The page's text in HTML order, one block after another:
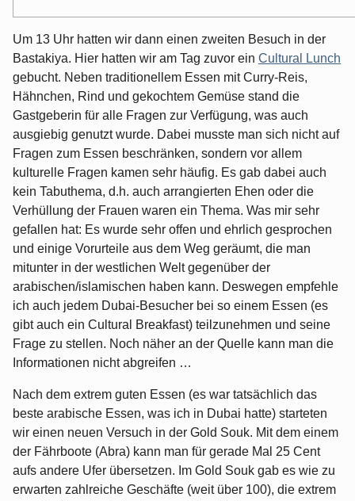
Um 13 Uhr hatten wir dann einen zweiten Besuch in der
Bastakiya. Hier hatten wir am Tag zuvor ein Cultural Lunch
gebucht. Neben traditionellem Essen mit Curry-Reis,
Hähnchen, Rind und gekochtem Gemüse stand die
Gastgeberin für alle Fragen zur Verfügung, was auch
ausgiebig genutzt wurde. Dabei musste man sich nicht auf
Fragen zum Essen beschränken, sondern vor allem
kulturelle Fragen kamen sehr häufig. Es gab dabei auch
kein Tabuthema, d.h. auch arrangierten Ehen oder die
Verhüllung der Frauen waren ein Thema. Was mir sehr
gefallen hat: Es wurde sehr offen und ehrlich gesprochen
und einige Vorurteile aus dem Weg geräumt, die man
mitunter in der westlichen Welt gegenüber der
arabischen/islamischen haben kann. Deswegen empfehle
ich auch jedem Dubai-Besucher bei so einem Essen (es
gibt auch ein Cultural Breakfast) teilzunehmen und seine
Frage zu stellen. Noch näher an der Quelle kann man die
Informationen nicht abgreifen …
Nach dem extrem guten Essen (es war tatsächlich das
beste arabische Essen, was ich in Dubai hatte) starteten
wir einen neuen Versuch in der Gold Souk. Mit dem einem
der Fährboote (Abra) kann man für gerade Mal 25 Cent
aufs andere Ufer übersetzen. Im Gold Souk gab es wie zu
erwarten zahlreiche Geschäfte (weit über 100), die extrem